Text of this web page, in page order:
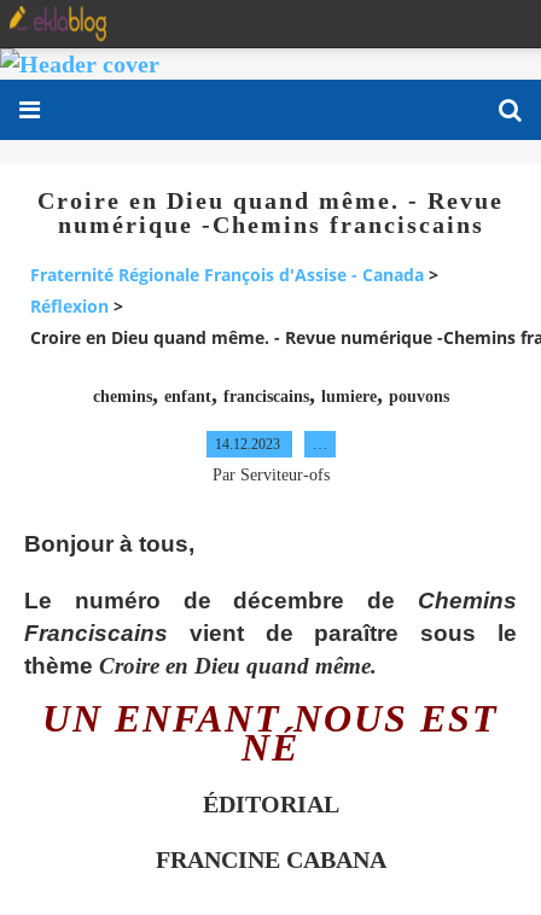
Croire en Dieu quand même. - Revue
numérique -Chemins franciscains
Fraternité Régionale François d'Assise - Canada >
Réflexion >
Croire en Dieu quand même. - Revue numérique -Chemins
chemins, enfant, franciscains, lumiere, pouvons
14.12.2023
Par Serviteur-ofs
Bonjour à tous,
Le numéro de décembre de Chemins
Franciscains vient de paraître sous le
thème Croire en Dieu quand même.
UN ENFANT NOUS EST
NÉ
ÉDITORIAL
FRANCINE CABANA